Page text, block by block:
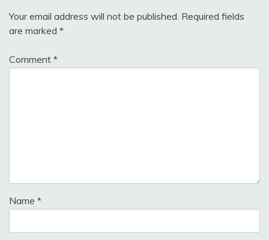
Your email address will not be published. Required fields
are marked *
Comment *
Name *